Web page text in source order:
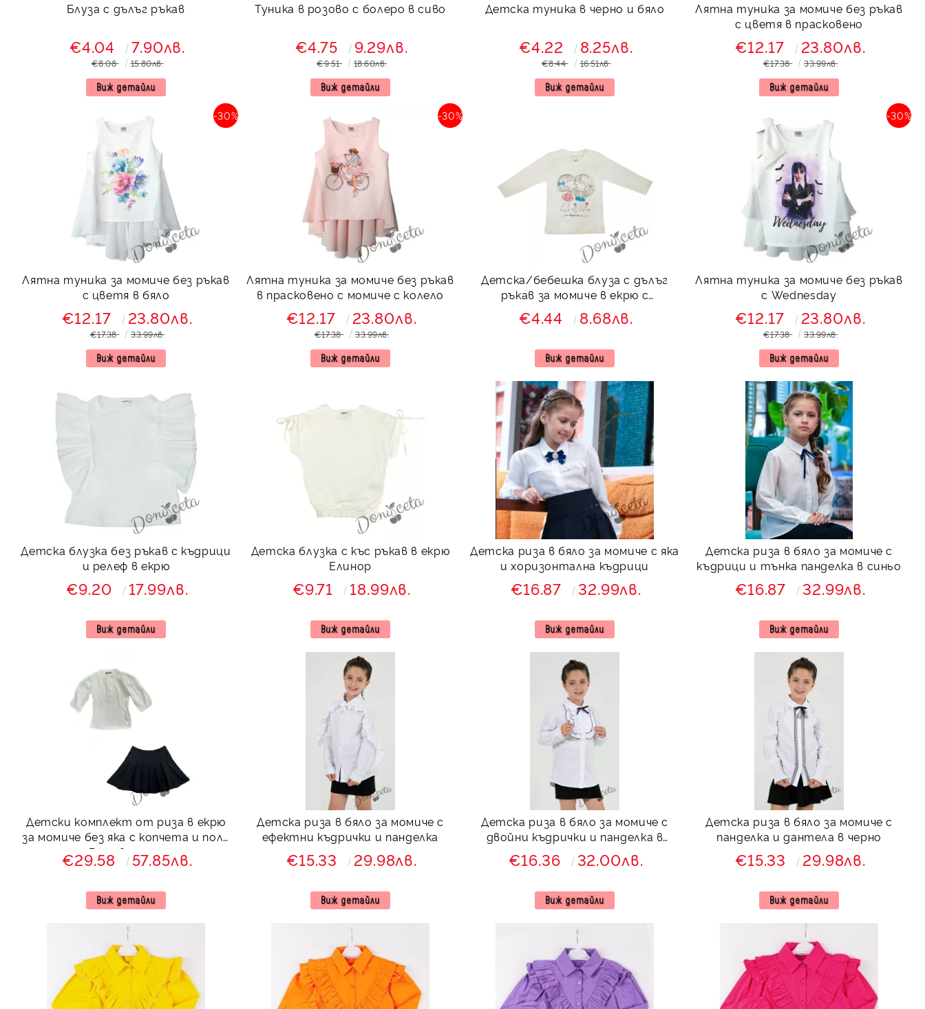
Блуза с дълъг ръкав
€4.04 7.90лв.
€8.08 15.80лв.
Виж детайли
Туника в розово с болеро в сиво
€4.75 9.29лв.
€9.51 18.60лв.
Виж детайли
Детска туника в черно и бяло
€4.22 8.25лв.
€8.44 16.51лв.
Виж детайли
Лятна туника за момиче без ръкав
с цветя в прасковено
€12.17 23.80лв.
€17.38 33.99лв.
Виж детайли
Лятна туника за момиче без ръкав
с цветя в бяло
-30%
€12.17 23.80лв.
€17.38 33.99лв.
Виж детайли
Лятна туника за момиче без ръкав
в прасковено с момиче с колело
-30%
€12.17 23.80лв.
€17.38 33.99лв.
Виж детайли
Детска/бебешка блуза с дълъг
ръкав за момиче в екрю с
момиченца
€4.44 8.68лв.
Виж детайли
Лятна туника за момиче без ръкав
с Wednesday
-30%
€12.17 23.80лв.
€17.38 33.99лв.
Виж детайли
Детска блузка без ръкав с къдрици
и релеф в екрю
€9.20 17.99лв.
Виж детайли
Детска блузка с къс ръкав в екрю
Елинор
€9.71 18.99лв.
Виж детайли
Детска риза в бяло за момиче с яка
и хоризонтална къдрици
€16.87 32.99лв.
Виж детайли
Детска риза в бяло за момиче с
къдрици и тънка панделка в синьо
€16.87 32.99лв.
Виж детайли
Детски комплект от риза в екрю
за момиче без яка с копчета и пола
Гери в черно
€29.58 57.85лв.
Виж детайли
Детска риза в бяло за момиче с
ефектни къдрички и панделка
€15.33 29.98лв.
Виж детайли
Детска риза в бяло за момиче с
двойни къдрички и панделка в
тъмносиньо
€16.36 32.00лв.
Виж детайли
Детска риза в бяло за момиче с
панделка и дантела в черно
€15.33 29.98лв.
Виж детайли